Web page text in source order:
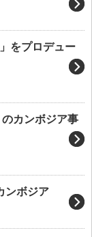
をプロデュー
カンボジア事
ンボジア